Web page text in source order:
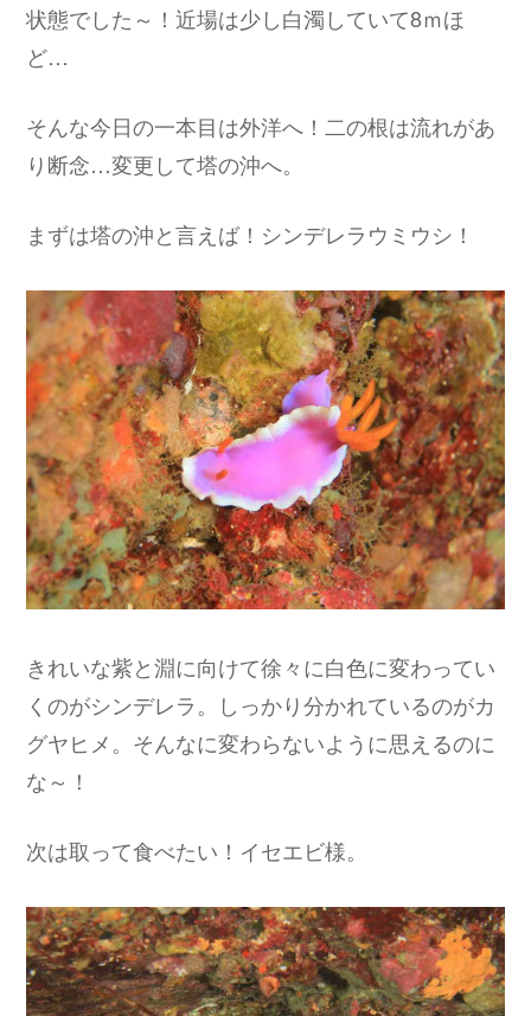
状態でした～！近場は少し白濁していて8ｍほ
ど…
そんな今日の一本目は外洋へ！二の根は流れがあ
り断念…変更して塔の沖へ。
まずは塔の沖と言えば！シンデレラウミウシ！
きれいな紫と淵に向けて徐々に白色に変わってい
くのがシンデレラ。しっかり分かれているのがカ
グヤヒメ。そんなに変わらないように思えるのに
な～！
次は取って食べたい！イセエビ様。